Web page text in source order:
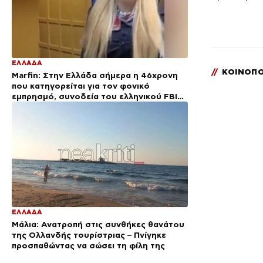
ΕΛΛΑΔΑ
Marfin: Στην Ελλάδα σήμερα η 46χρονη
που κατηγορείται για τον φονικό
εμπρησμό, συνοδεία του ελληνικού FBI
ΕΛΛΑΔΑ
Μάλια: Ανατροπή στις συνθήκες θανάτου
της Ολλανδής τουρίστριας – Πνίγηκε
προσπαθώντας να σώσει τη φίλη της
//